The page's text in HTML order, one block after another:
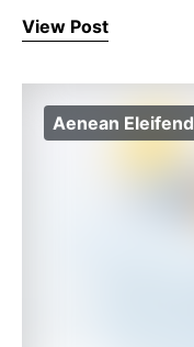
View Post
Aenean Eleifend